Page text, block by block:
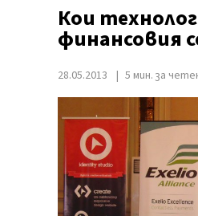
Кои
финансовия
28.05.2013 5 мин. за